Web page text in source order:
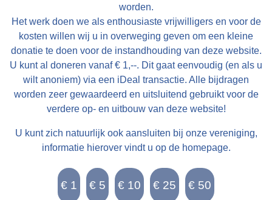
worden.
Het werk doen we als enthousiaste vrijwilligers en voor de
kosten willen wij u in overweging geven om een kleine
donatie te doen voor de instandhouding van deze website.
U kunt al doneren vanaf € 1,--. Dit gaat eenvoudig (en als u
wilt anoniem) via een iDeal transactie. Alle bijdragen
worden zeer gewaardeerd en uitsluitend gebruikt voor de
verdere op- en uitbouw van deze website!
U kunt zich natuurlijk ook aansluiten bij onze vereniging,
informatie hierover vindt u op de homepage.